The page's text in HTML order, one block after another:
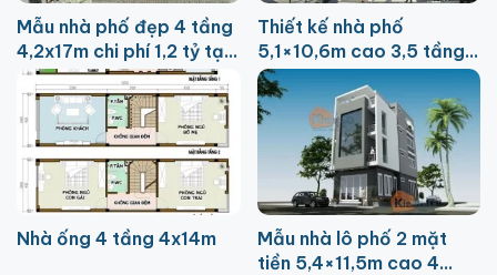
Mẫu nhà phố đẹp 4 tầng
4,2x17m chi phí 1,2 tỷ tại
Thái Bình
Thiết kế nhà phố
5,1×10,6m cao 3,5 tầng
tại Từ Liêm
Nhà ống 4 tầng 4x14m
Mẫu nhà lô phố 2 mặt
tiền 5,4×11,5m cao 4